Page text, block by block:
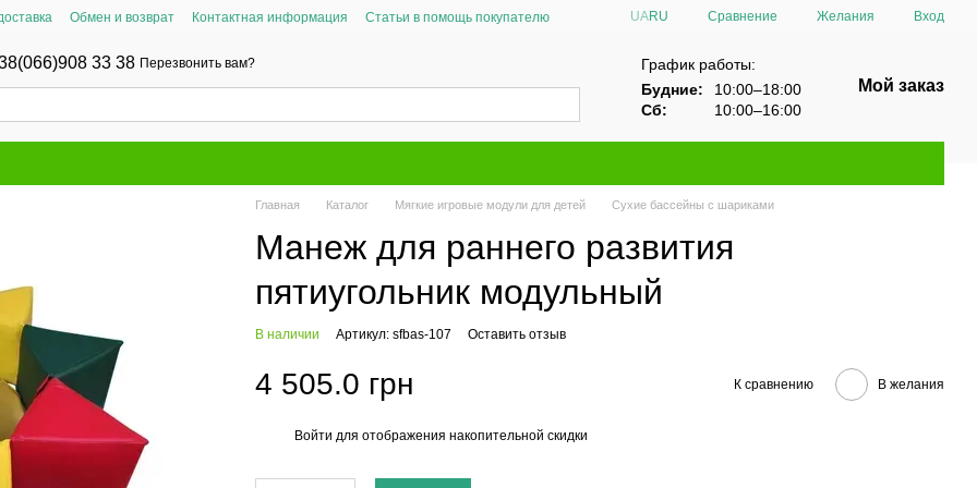
Обмен и возврат Контактная информация
Статьи в помощь покупателю
UARU Сравнение Желания Вход
33 38 Перезвонить вам?
График работы:
Будние:
10:00–18:00
Сб:
10:00–16:00
Мой заказ
Главная Каталог Мягкие игровые модули для детей Сухие бассейны с шариками
Манеж для раннего развития
пятиугольник модульный
В наличии Артикул: sfbas-107 Оставить отзыв
4 505.0 грн К сравнению В желания
Войти для отображения накопительной скидки